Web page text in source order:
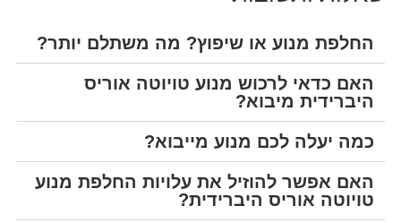
החלפת מנוע או שיפוץ? מה משתלם יותר?
האם כדאי לרכוש מנוע טויוטה אוריס
היברידית מיבוא?
כמה יעלה לכם מנוע מייבוא?
האם אפשר להוזיל את עלויות החלפת מנוע
טויוטה אוריס היברידית?